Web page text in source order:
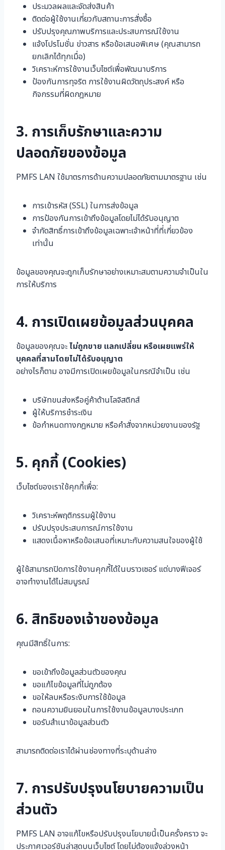
ประมวลผลและจัดส่งสินค้า
ติดต่อผู้ใช้งานเกี่ยวกับสถานะการสั่งซื้อ
ปรับปรุงคุณภาพบริการและประสบการณ์ใช้งาน
แจ้งโปรโมชั่น ข่าวสาร หรือข้อเสนอพิเศษ (คุณสามารถ
ยกเลิกได้ทุกเมื่อ)
วิเคราะห์การใช้งานเว็บไซต์เพื่อพัฒนาบริการ
ป้องกันการทุจริต การใช้งานผิดวัตถุประสงค์ หรือ
กิจกรรมที่ผิดกฎหมาย
3. การเก็บรักษาและความ
ปลอดภัยของข้อมูล
PMFS LAN ใช้มาตรการด้านความปลอดภัยตามมาตรฐาน เช่น
การเข้ารหัส (SSL) ในการส่งข้อมูล
การป้องกันการเข้าถึงข้อมูลโดยไม่ได้รับอนุญาต
จำกัดสิทธิ์การเข้าถึงข้อมูลเฉพาะเจ้าหน้าที่ที่เกี่ยวข้อง
เท่านั้น
ข้อมูลของคุณจะถูกเก็บรักษาอย่างเหมาะสมตามความจำเป็นใน
การให้บริการ
4. การเปิดเผยข้อมูลส่วนบุคคล
ข้อมูลของคุณจะไม่ถูกขาย แลกเปลี่ยน หรือเผยแพร่ให้
บุคคลที่สามโดยไม่ได้รับอนุญาต
อย่างไรก็ตาม อาจมีการเปิดเผยข้อมูลในกรณีจำเป็น เช่น
บริษัทขนส่งหรือคู่ค้าด้านโลจิสติกส์
ผู้ให้บริการชำระเงิน
ข้อกำหนดทางกฎหมาย หรือคำสั่งจากหน่วยงานของรัฐ
5. คุกกี้ (Cookies)
เว็บไซต์ของเราใช้คุกกี้เพื่อ:
วิเคราะห์พฤติกรรมผู้ใช้งาน
ปรับปรุงประสบการณ์การใช้งาน
แสดงเนื้อหาหรือข้อเสนอที่เหมาะกับความสนใจของผู้ใช้
ผู้ใช้สามารถปิดการใช้งานคุกกี้ได้ในบราวเซอร์ แต่บางฟีเจอร์
อาจทำงานได้ไม่สมบูรณ์
6. สิทธิของเจ้าของข้อมูล
คุณมีสิทธิ์ในการ:
ขอเข้าถึงข้อมูลส่วนตัวของคุณ
ขอแก้ไขข้อมูลที่ไม่ถูกต้อง
ขอให้ลบหรือระงับการใช้ข้อมูล
ถอนความยินยอมในการใช้งานข้อมูลบางประเภท
ขอรับสำเนาข้อมูลส่วนตัว
สามารถติดต่อเราได้ผ่านช่องทางที่ระบุด้านล่าง
7. การปรับปรุงนโยบายความเป็น
ส่วนตัว
PMFS LAN อาจแก้ไขหรือปรับปรุงนโยบายนี้เป็นครั้งคราว จะ
ประกาศเวอร์ชันล่าสุดบนเว็บไซต์ โดยไม่ต้องแจ้งล่วงหน้า